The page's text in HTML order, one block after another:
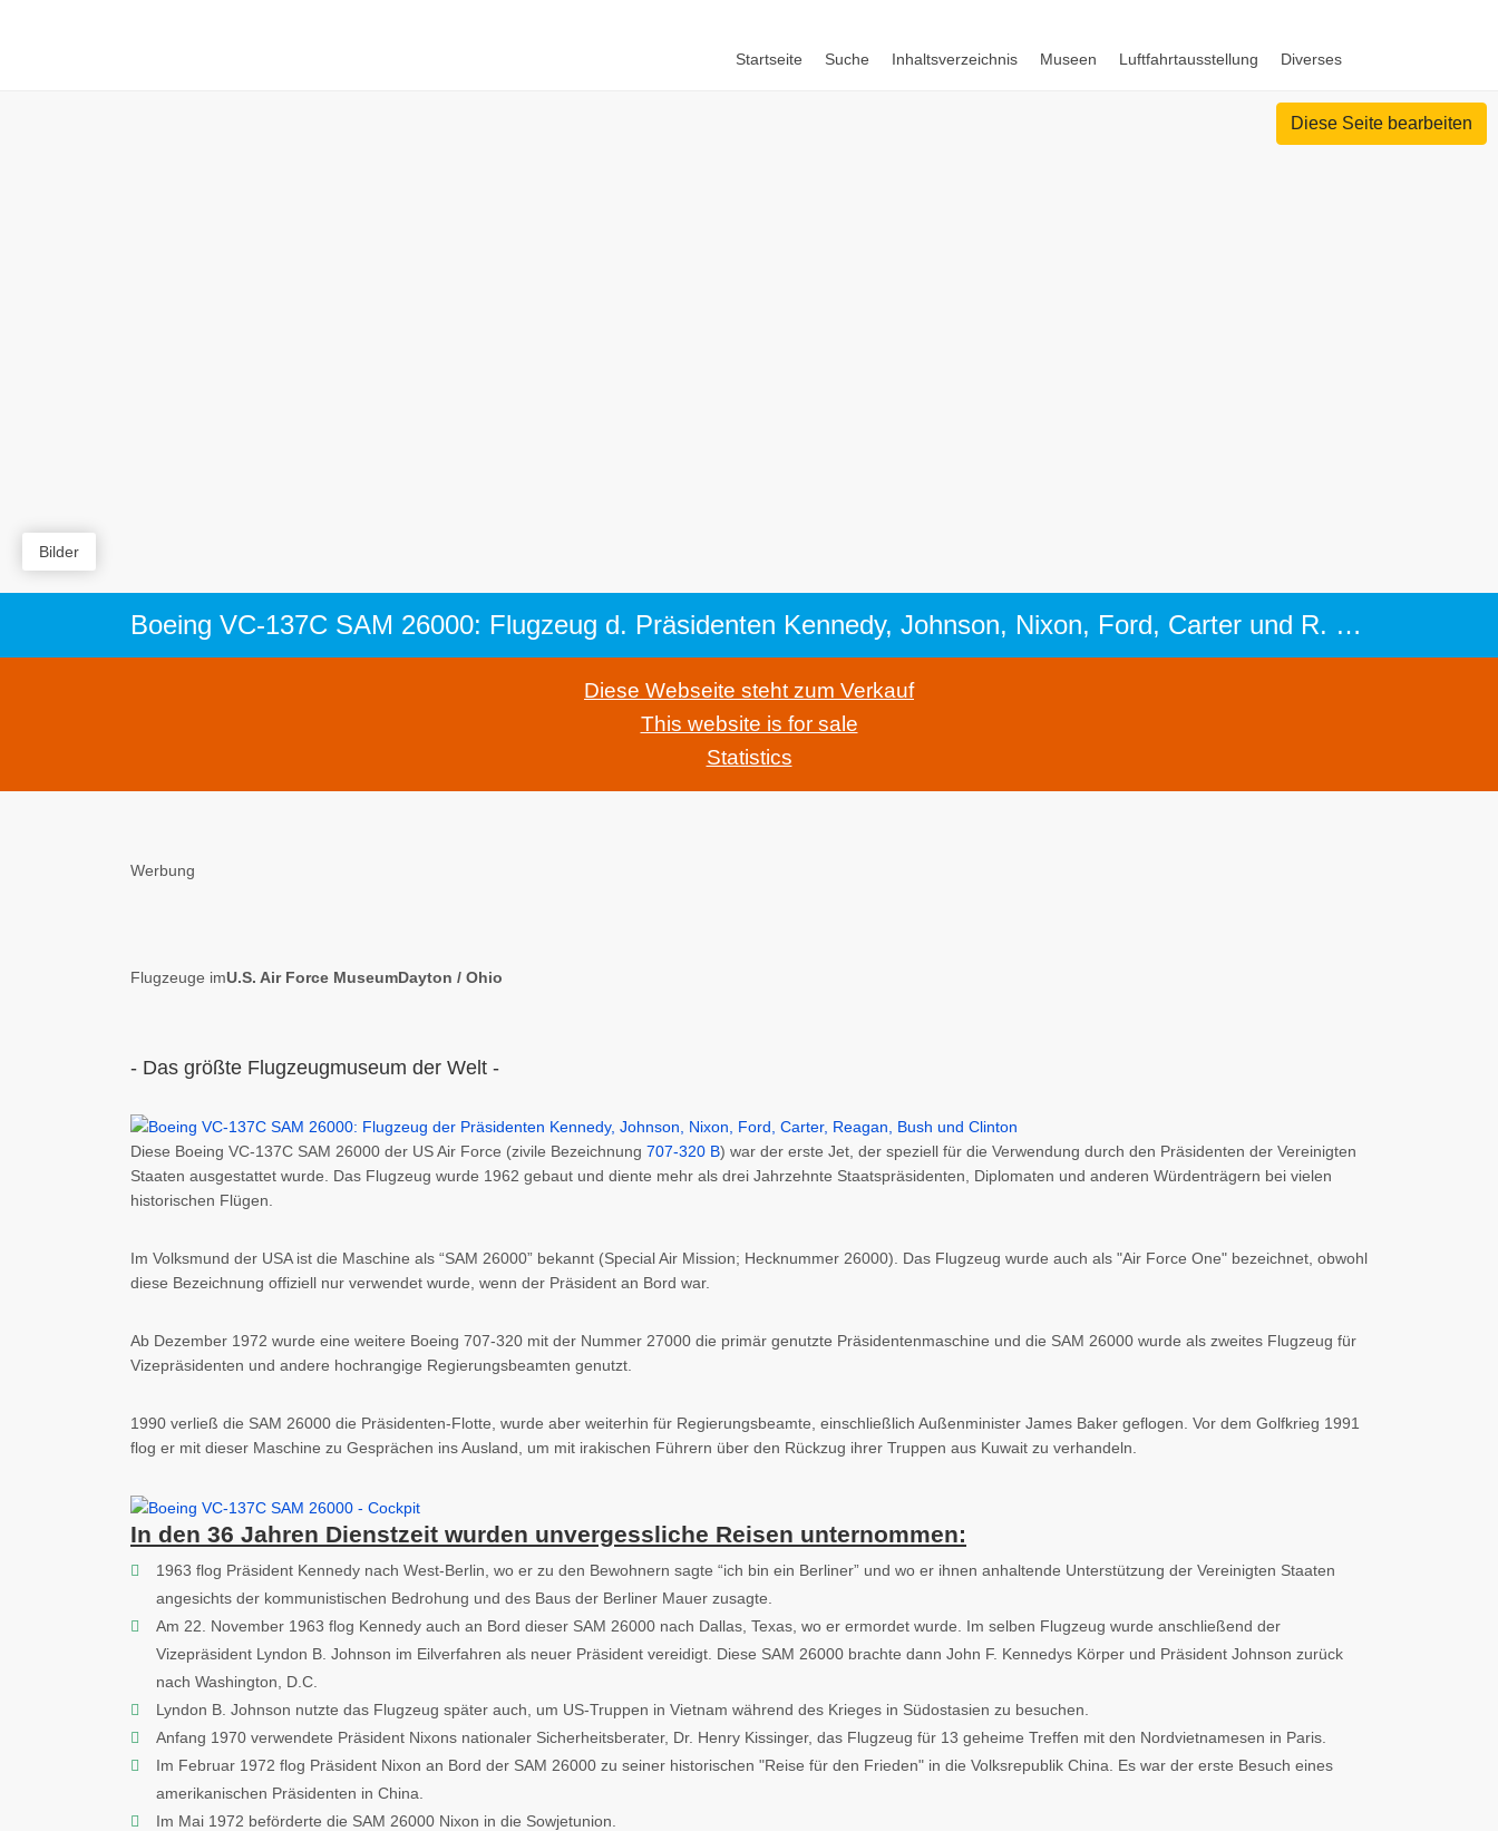
Startseite Suche Inhaltsverzeichnis Museen Luftfahrtausstellung Diverses
Diese Seite bearbeiten
Bilder
Boeing VC-137C SAM 26000: Flugzeug d. Präsidenten Kennedy, Johnson, Nixon, Ford, Carter und R. Reagan
Diese Webseite steht zum Verkauf
This website is for sale
Statistics
Werbung
Flugzeuge imU.S. Air Force MuseumDayton / Ohio
- Das größte Flugzeugmuseum der Welt -
Diese Boeing VC-137C SAM 26000 der US Air Force (zivile Bezeichnung 707-320 B) war der erste Jet, der speziell für die Verwendung durch den Präsidenten der Vereinigten
Staaten ausgestattet wurde. Das Flugzeug wurde 1962 gebaut und diente mehr als drei Jahrzehnte Staatspräsidenten, Diplomaten und anderen Würdenträgern bei vielen
historischen Flügen.
Im Volksmund der USA ist die Maschine als “SAM 26000” bekannt (Special Air Mission; Hecknummer 26000). Das Flugzeug wurde auch als "Air Force One" bezeichnet, obwohl
diese Bezeichnung offiziell nur verwendet wurde, wenn der Präsident an Bord war.
Ab Dezember 1972 wurde eine weitere Boeing 707-320 mit der Nummer 27000 die primär genutzte Präsidentenmaschine und die SAM 26000 wurde als zweites Flugzeug für
Vizepräsidenten und andere hochrangige Regierungsbeamten genutzt.
1990 verließ die SAM 26000 die Präsidenten-Flotte, wurde aber weiterhin für Regierungsbeamte, einschließlich Außenminister James Baker geflogen. Vor dem Golfkrieg 1991
flog er mit dieser Maschine zu Gesprächen ins Ausland, um mit irakischen Führern über den Rückzug ihrer Truppen aus Kuwait zu verhandeln.
In den 36 Jahren Dienstzeit wurden unvergessliche Reisen unternommen:
1963 flog Präsident Kennedy nach West-Berlin, wo er zu den Bewohnern sagte “ich bin ein Berliner” und wo er ihnen anhaltende Unterstützung der Vereinigten Staaten
angesichts der kommunistischen Bedrohung und des Baus der Berliner Mauer zusagte.
Am 22. November 1963 flog Kennedy auch an Bord dieser SAM 26000 nach Dallas, Texas, wo er ermordet wurde. Im selben Flugzeug wurde anschließend der
Vizepräsident Lyndon B. Johnson im Eilverfahren als neuer Präsident vereidigt. Diese SAM 26000 brachte dann John F. Kennedys Körper und Präsident Johnson zurück
nach Washington, D.C.
Lyndon B. Johnson nutzte das Flugzeug später auch, um US-Truppen in Vietnam während des Krieges in Südostasien zu besuchen.
Anfang 1970 verwendete Präsident Nixons nationaler Sicherheitsberater, Dr. Henry Kissinger, das Flugzeug für 13 geheime Treffen mit den Nordvietnamesen in Paris.
Im Februar 1972 flog Präsident Nixon an Bord der SAM 26000 zu seiner historischen "Reise für den Frieden" in die Volksrepublik China. Es war der erste Besuch eines
amerikanischen Präsidenten in China.
Im Mai 1972 beförderte die SAM 26000 Nixon in die Sowjetunion.